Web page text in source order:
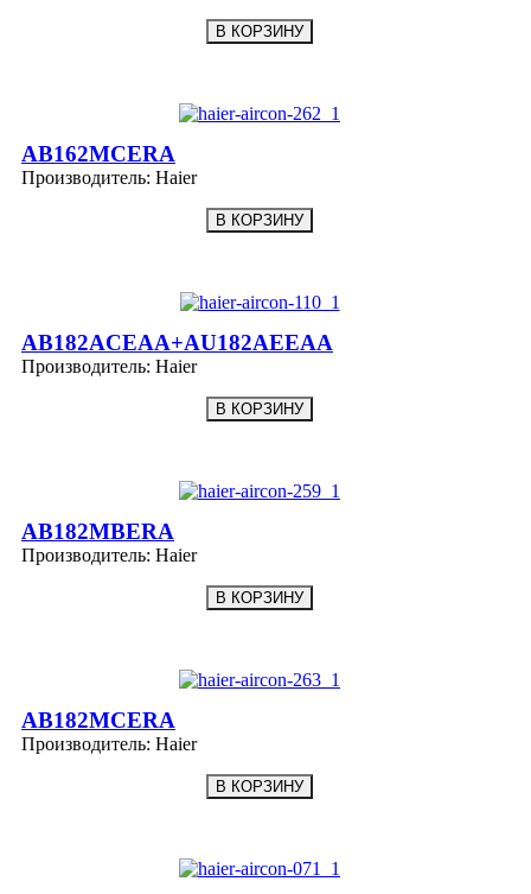
AB162MCERA
Производитель: Haier
AB182ACEAA+AU182AEEAA
Производитель: Haier
AB182MBERA
Производитель: Haier
AB182MCERA
Производитель: Haier